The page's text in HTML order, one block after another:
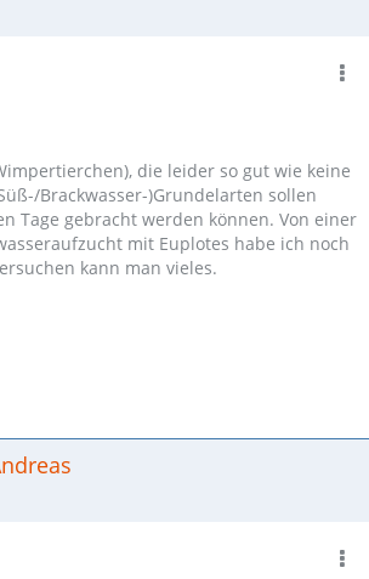
die leider so gut wie keine
Brackwasser-)Grundelarten sollen
Tage gebracht werden können. Von einer
mit Euplotes habe ich noch
kann man vieles.